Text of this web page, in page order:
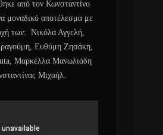
από τον Κωνσταντίνο
μοναδικό αποτέλεσμα με
των: Νικόλα Αγγελή,
Ευθύμη Ζησάκη,
Μαρκέλλα Μανωλιάδη
Μιχαήλ.